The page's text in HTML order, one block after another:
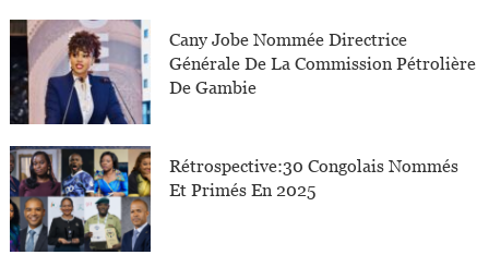
Cany Jobe Nommée Directrice
Générale De La Commission Pétrolière
De Gambie
Rétrospective:30 Congolais Nommés
Et Primés En 2025